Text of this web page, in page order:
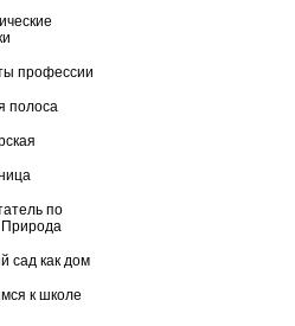
профессии
полоса
по
сад как дом
к школе